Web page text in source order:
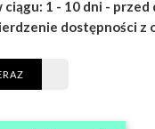
ciągu: 1 - 10 dni -
dostępności z